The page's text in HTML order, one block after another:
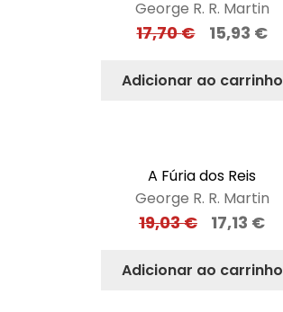
George R. R. Martin
17,70€ 15,93 €
Adicionar ao carrinho
A Fúria dos Reis
George R. R. Martin
19,03€ 17,13 €
Adicionar ao carrinho